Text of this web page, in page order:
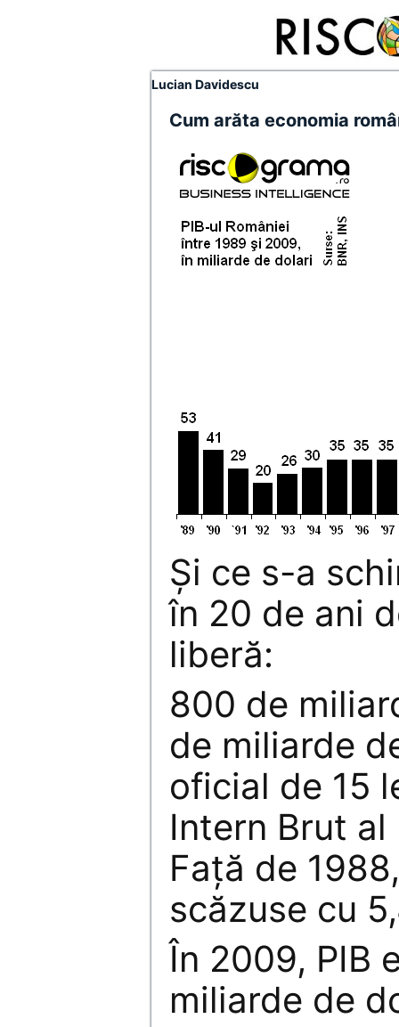
Lucian Davidescu
Cum arăta economia
Şi ce s-a
în 20 de ani
liberă:
800 de
de miliarde
oficial de 15
Intern Brut al
Faţă de
scăzuse cu
În 2009, PIB
miliarde de